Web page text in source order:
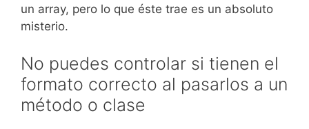
un array, pero lo que éste trae es un absoluto
misterio.
No puedes controlar si tienen el
formato correcto al pasarlos a un
método o clase